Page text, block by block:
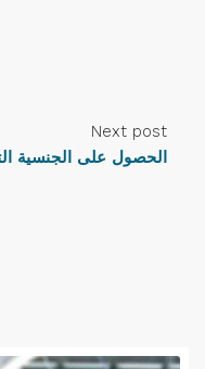
Next post
الحصول على الجنسية